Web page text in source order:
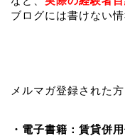
ブログには書けない
メルマガ登録された
・電子書籍：賃貸併